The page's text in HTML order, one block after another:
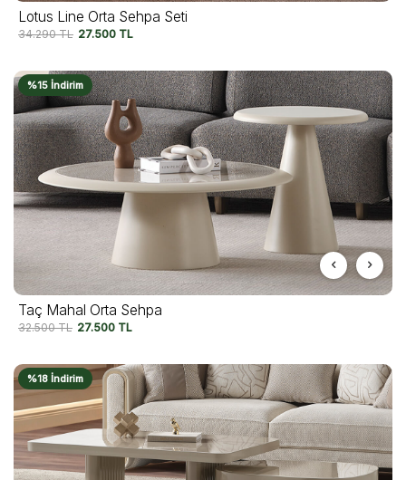
Lotus Line Orta Sehpa Seti
34.290TL 27.500 TL
%15 İndirim
Taç Mahal Orta Sehpa
32.500TL 27.500 TL
%18 İndirim